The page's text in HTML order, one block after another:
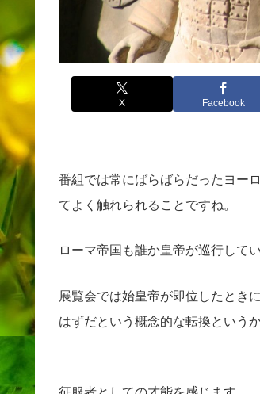
X Facebook
番組では常にばらばらだったヨー
てよく触れられることですね。
ローマ帝国も誰か皇帝が巡行して
展覧会では始皇帝が即位したとき
はずだという概念的な転換という